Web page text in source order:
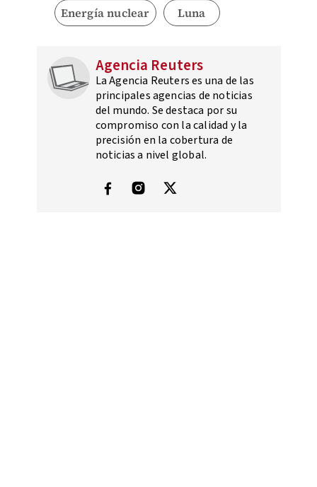
Energía nuclear Luna
Agencia Reuters
La Agencia Reuters es una de las
principales agencias de noticias
del mundo. Se destaca por su
compromiso con la calidad y la
precisión en la cobertura de
noticias a nivel global.